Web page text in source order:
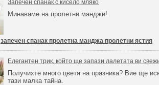
Запечен спанак с кисело мляко
Минаваме на пролетни манджи!
запечен спанак пролетна манджа пролетни ястия
Елегантен трик, който ще запази лалетата ви
Получихте много цветя на празника? Вие ще
тази малка тайна.